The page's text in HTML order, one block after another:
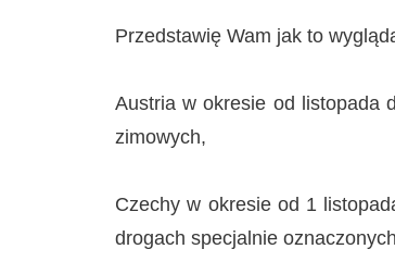
Przedstawię Wam jak to
Austria w okresie od listopada
zimowych,
Czechy w okresie od 1
drogach specjalnie